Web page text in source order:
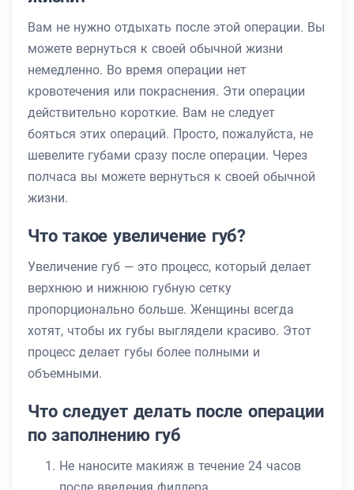
Вам не нужно отдыхать после этой операции. Вы
можете вернуться к своей обычной жизни
немедленно. Во время операции нет
кровотечения или покраснения. Эти операции
действительно короткие. Вам не следует
бояться этих операций. Просто, пожалуйста, не
шевелите губами сразу после операции. Через
полчаса вы можете вернуться к своей обычной
жизни.
Что такое увеличение губ?
Увеличение губ — это процесс, который делает
верхнюю и нижнюю губную сетку
пропорционально больше. Женщины всегда
хотят, чтобы их губы выглядели красиво. Этот
процесс делает губы более полными и
объемными.
Что следует делать после операции
по заполнению губ
Не наносите макияж в течение 24 часов